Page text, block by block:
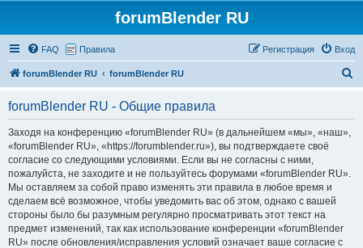
forumBlender RU
FAQ Правила Вход
Регистрация
forumBlender RU forumBlender RU
forumBlender RU - Общие правила
Заходя на конференцию «forumBlender RU» (в дальнейшем «мы», «наш»,
«forumBlender RU», «https://forumblender.ru»), вы подтверждаете своё
согласие со следующими условиями. Если вы не согласны с ними,
пожалуйста, не заходите и не пользуйтесь форумами «forumBlender RU».
Мы оставляем за собой право изменять эти правила в любое время и
сделаем всё возможное, чтобы уведомить вас об этом, однако с вашей
стороны было бы разумным регулярно просматривать этот текст на
предмет изменений, так как использование конференции «forumBlender
RU» после обновления/исправления условий означает ваше согласие с